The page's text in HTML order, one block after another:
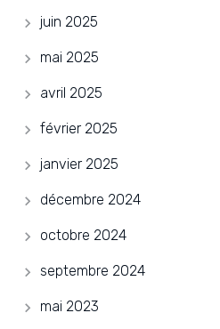
juin 2025
mai 2025
avril 2025
février 2025
janvier 2025
décembre 2024
octobre 2024
septembre 2024
mai 2023